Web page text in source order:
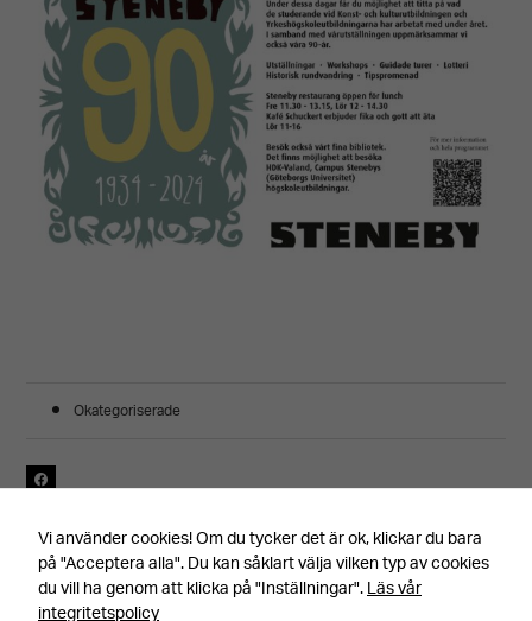
Okategoriserade
Vi använder cookies! Om du tycker det är ok, klickar du bara
på "Acceptera alla". Du kan såklart välja vilken typ av cookies
du vill ha genom att klicka på "Inställningar".Läs vår